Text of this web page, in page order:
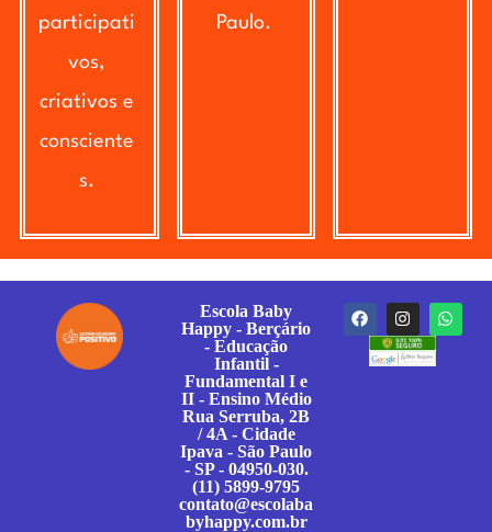
participati
vos,
criativos e
consciente
s.
Paulo.
Escola Baby
Happy - Berçário
- Educação
Infantil -
Fundamental I e
II - Ensino Médio
Rua Serruba, 2B
/ 4A - Cidade
Ipava - São Paulo
- SP - 04950-030.
(11) 5899-9795
contato@escolaba
byhappy.com.br